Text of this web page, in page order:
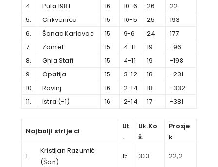
4.
Pula 1981 16 10-6 26
22
5.
Crikvenica 15 10-5 25
193
6.
Šanac Karlovac 15 9-6 24
177
7.
Zamet 15 4-11 19
-96
8.
Ghia Staff 15 4-11 19
-198
9.
Opatija 15 3-12 18
-231
10.
Rovinj 16 2-14 18
-332
11.
Istra (-1) 16 2-14 17 -381
Najbolji strijelci
Ut
.
Uk.Ko
š.
Prosje
k
1.
Kristijan Razumić
(Šan)
15 333 22,2